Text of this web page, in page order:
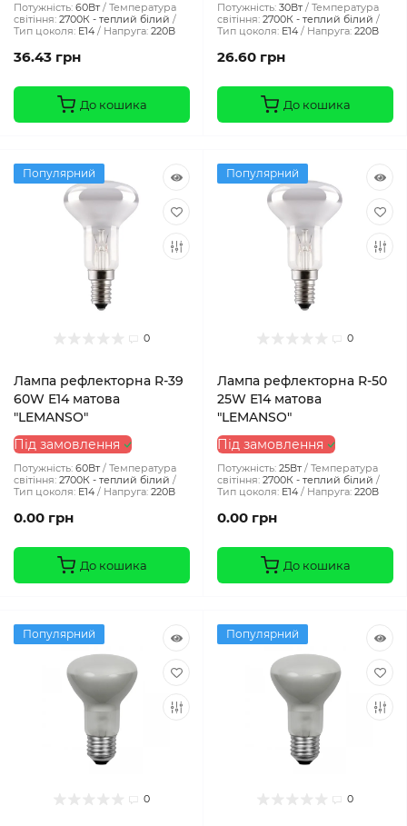
Потужність: 60Вт
Температура
світіння: 2700К - теплий білий
Тип цоколя: E14 Напруга: 220В
36.43 грн
До кошика
Потужність: 30Вт
Температура
світіння: 2700К - теплий білий
Тип цоколя: E14 Напруга: 220В
26.60 грн
До кошика
Популярний
0
Лампа рефлекторна R-39
60W E14 матова
"LEMANSO"
Під замовлення
Потужність: 60Вт
Температура
світіння: 2700К - теплий білий
Тип цоколя: E14 Напруга: 220В
0.00 грн
До кошика
Популярний
0
Лампа рефлекторна R-50
25W Е14 матова
"LEMANSO"
Під замовлення
Потужність: 25Вт
Температура
світіння: 2700К - теплий білий
Тип цоколя: E14 Напруга: 220В
0.00 грн
До кошика
Популярний
0
Популярний
0